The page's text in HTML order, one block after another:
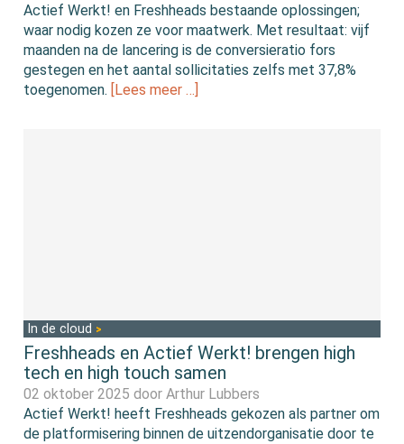
Actief Werkt! en Freshheads bestaande oplossingen;
waar nodig kozen ze voor maatwerk. Met resultaat: vijf
maanden na de lancering is de conversieratio fors
gestegen en het aantal sollicitaties zelfs met 37,8%
toegenomen. [Lees meer …]
In de cloud
Freshheads en Actief Werkt! brengen high
tech en high touch samen
02 oktober 2025 doorArthur Lubbers
Actief Werkt! heeft Freshheads gekozen als partner om
de platformisering binnen de uitzendorganisatie door te